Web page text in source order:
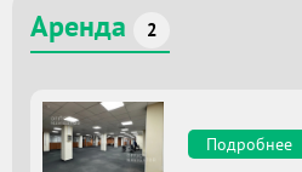
Аренда 2
Подробнее